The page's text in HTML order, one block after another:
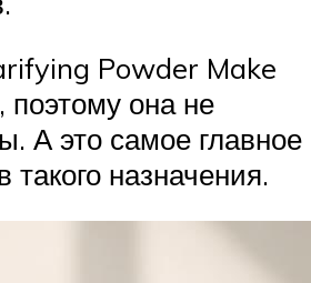
Powder Make
поэтому она не
А это самое главное
такого назначения.